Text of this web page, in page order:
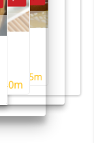
40m
55m